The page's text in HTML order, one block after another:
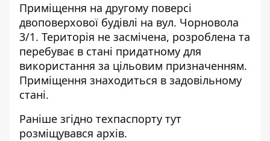
Приміщення на другому поверсі
двоповерхової будівлі на вул. Чорновола
3/1. Територія не засмічена, розроблена та
перебуває в стані придатному для
використання за цільовим призначенням.
Приміщення знаходиться в задовільному
стані.
Раніше згідно техпаспорту тут
розміщувався архів.